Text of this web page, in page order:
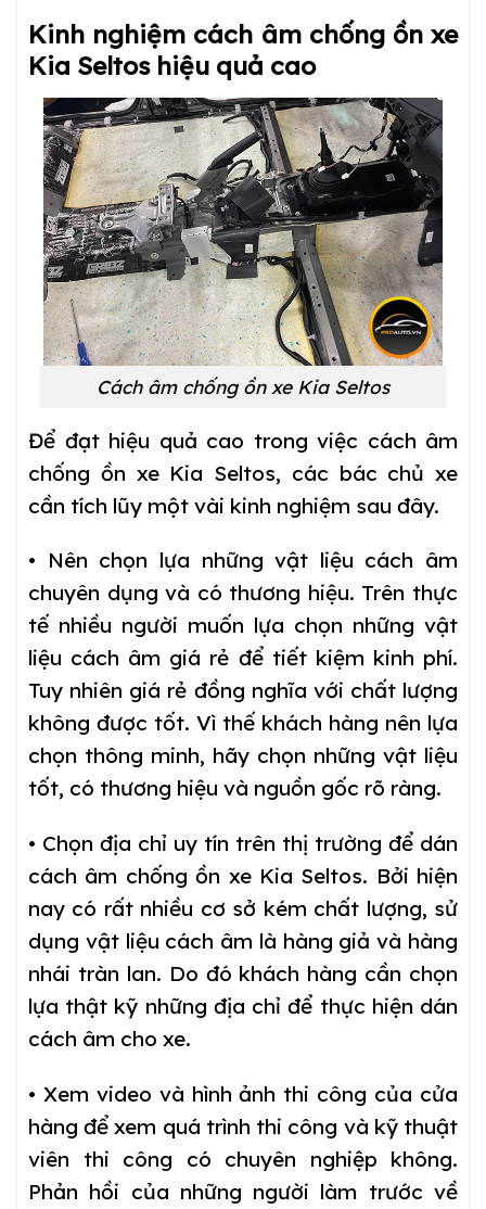
Kinh nghiệm cách âm chống ồn xe
Kia Seltos hiệu quả cao
Cách âm chống ồn xe Kia Seltos
Để đạt hiệu quả cao trong việc cách âm
chống ồn xe Kia Seltos, các bác chủ xe
cần tích lũy một vài kinh nghiệm sau đây.
• Nên chọn lựa những vật liệu cách âm
chuyên dụng và có thương hiệu. Trên thực
tế nhiều người muốn lựa chọn những vật
liệu cách âm giá rẻ để tiết kiệm kinh phí.
Tuy nhiên giá rẻ đồng nghĩa với chất lượng
không được tốt. Vì thế khách hàng nên lựa
chọn thông minh, hãy chọn những vật liệu
tốt, có thương hiệu và nguồn gốc rõ ràng.
• Chọn địa chỉ uy tín trên thị trường để dán
cách âm chống ồn xe Kia Seltos. Bởi hiện
nay có rất nhiều cơ sở kém chất lượng, sử
dụng vật liệu cách âm là hàng giả và hàng
nhái tràn lan. Do đó khách hàng cần chọn
lựa thật kỹ những địa chỉ để thực hiện dán
cách âm cho xe.
• Xem video và hình ảnh thi công của cửa
hàng để xem quá trình thi công và kỹ thuật
viên thi công có chuyên nghiệp không.
Phản hồi của những người làm trước về